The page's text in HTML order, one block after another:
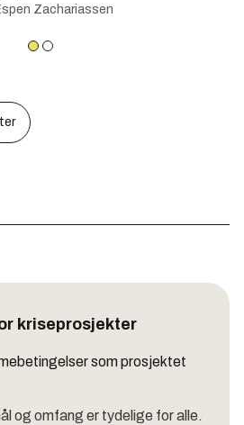
Zachariassen
kriseprosjekter
som prosjektet
og omfang er tydelige for alle.